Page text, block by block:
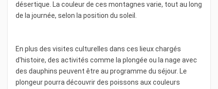
désertique. La couleur de ces montagnes varie, tout au long
de la journée, selon la position du soleil.
En plus des visites culturelles dans ces lieux chargés
d'histoire, des activités comme la plongée ou la nage avec
des dauphins peuvent être au programme du séjour. Le
plongeur pourra découvrir des poissons aux couleurs